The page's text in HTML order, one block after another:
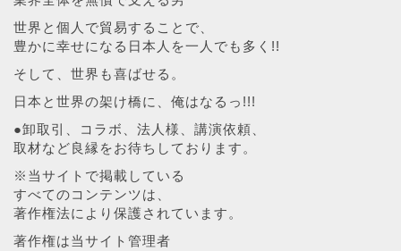
世界と個人で貿易することで、
豊かに幸せになる日本人を一人でも多く!!
そして、世界も喜ばせる。
日本と世界の架け橋に、俺はなるっ!!!
●卸取引、コラボ、法人様、講演依頼、
取材など良縁をお待ちしております。
※当サイトで掲載している
すべてのコンテンツは、
著作権法により保護されています。
著作権は当サイト管理者